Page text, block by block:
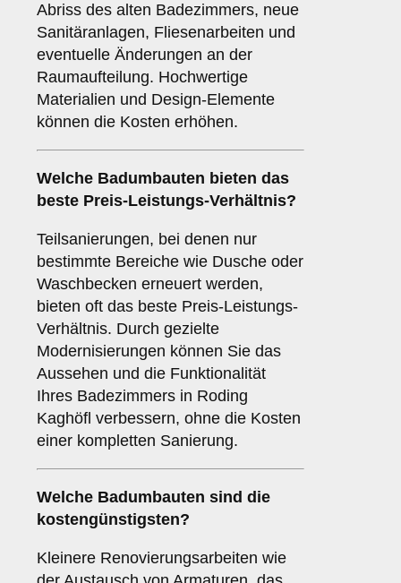
Abriss des alten Badezimmers, neue
Sanitäranlagen, Fliesenarbeiten und
eventuelle Änderungen an der
Raumaufteilung. Hochwertige
Materialien und Design-Elemente
können die Kosten erhöhen.
Welche Badumbauten bieten das
beste Preis-Leistungs-Verhältnis?
Teilsanierungen, bei denen nur
bestimmte Bereiche wie Dusche oder
Waschbecken erneuert werden,
bieten oft das beste Preis-Leistungs-
Verhältnis. Durch gezielte
Modernisierungen können Sie das
Aussehen und die Funktionalität
Ihres Badezimmers in Roding
Kaghöfl verbessern, ohne die Kosten
einer kompletten Sanierung.
Welche Badumbauten sind die
kostengünstigsten?
Kleinere Renovierungsarbeiten wie